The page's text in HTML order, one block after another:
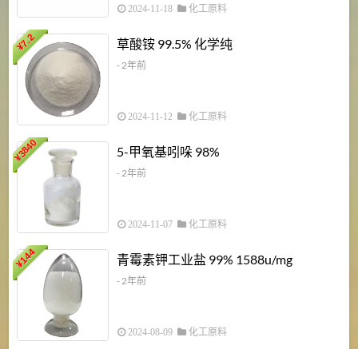
2024-11-18 化工原料
¥
7.2 草酸铵 99.5% 化学纯
- 2年前
2024-11-12 化工原料
¥
3840 5-甲氧基吲哚 98%
- 2年前
2024-11-07 化工原料
¥
144 青霉素钾工业盐 99% 1588u/mg
- 2年前
2024-08-09 化工原料